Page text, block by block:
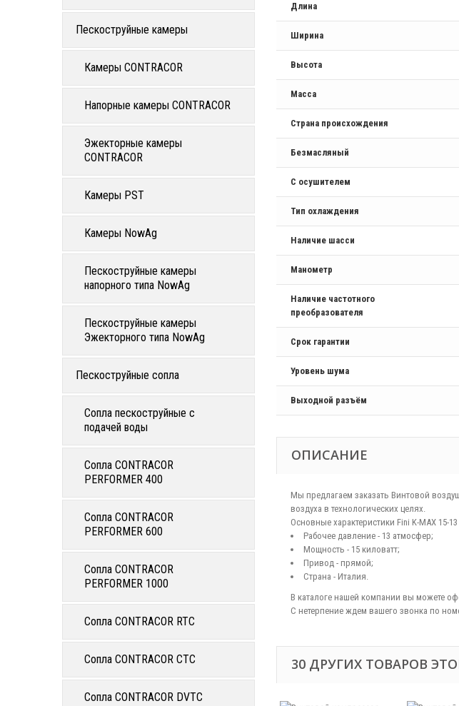
Пескоструйные камеры
Камеры CONTRACOR
Напорные камеры CONTRACOR
Эжекторные камеры
CONTRACOR
Камеры PST
Камеры NowAg
Пескоструйные камеры
напорного типа NowAg
Пескоструйные камеры
Эжекторного типа NowAg
Пескоструйные сопла
Сопла пескоструйные с
подачей воды
Сопла CONTRACOR
PERFORMER 400
Сопла CONTRACOR
PERFORMER 600
Сопла CONTRACOR
PERFORMER 1000
Сопла CONTRACOR RTC
Сопла CONTRACOR CTC
Сопла CONTRACOR DVTC
Длина
Ширина
Высота
Масса
Страна происхождения
Безмасляный
С осушителем
Тип охлаждения
Наличие шасси
Манометр
Наличие частотного
преобразователя
Срок гарантии
Уровень шума
Выходной разъём
ОПИСАНИЕ
Мы предлагаем заказать Винтовой
воздуха в технологических целях.
Основные характеристики Fini K-MAX 15-13
Рабочее давление - 13 атмосфер;
Мощность - 15 киловатт;
Привод - прямой;
Страна - Италия.
В каталоге нашей компании вы можете
С нетерпение ждем вашего звонка по
30 ДРУГИХ ТОВАРОВ